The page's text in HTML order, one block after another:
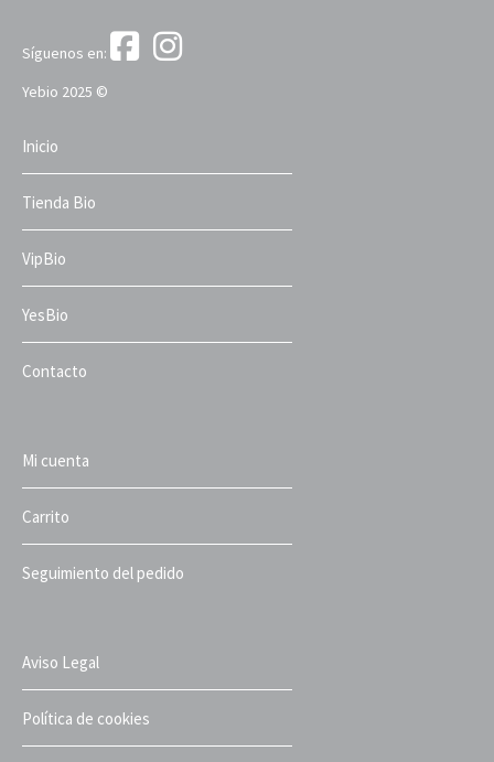
Síguenos en:
Yebio 2025 ©
Inicio
Tienda Bio
VipBio
YesBio
Contacto
Mi cuenta
Carrito
Seguimiento del pedido
Aviso Legal
Política de cookies